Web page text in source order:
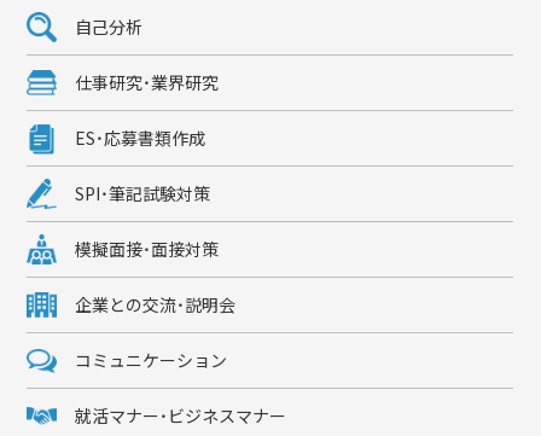
自己分析
仕事研究・業界研究
ES・応募書類作成
SPI・筆記試験対策
模擬面接・面接対策
企業との交流・説明会
コミュニケーション
就活マナー・ビジネスマナー